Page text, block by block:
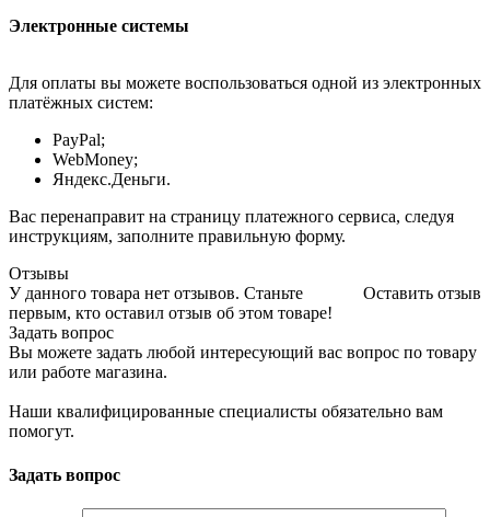
Электронные системы
Для оплаты вы можете воспользоваться одной из электронных
платёжных систем:
PayPal;
WebMoney;
Яндекс.Деньги.
Вас перенаправит на страницу платежного сервиса, следуя
инструкциям, заполните правильную форму.
Отзывы
Оставить отзыв
У данного товара нет отзывов. Станьте
первым, кто оставил отзыв об этом товаре!
Задать вопрос
Вы можете задать любой интересующий вас вопрос по товару
или работе магазина.
Наши квалифицированные специалисты обязательно вам
помогут.
Задать вопрос